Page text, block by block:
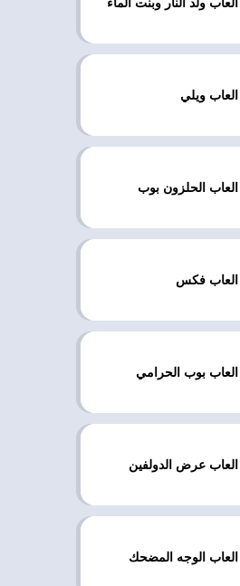
العاب ويلي
العاب الحلزون بوب
العاب فكس
العاب بوب الحرامي
العاب عرض الدولفين
العاب الوجه المضحك